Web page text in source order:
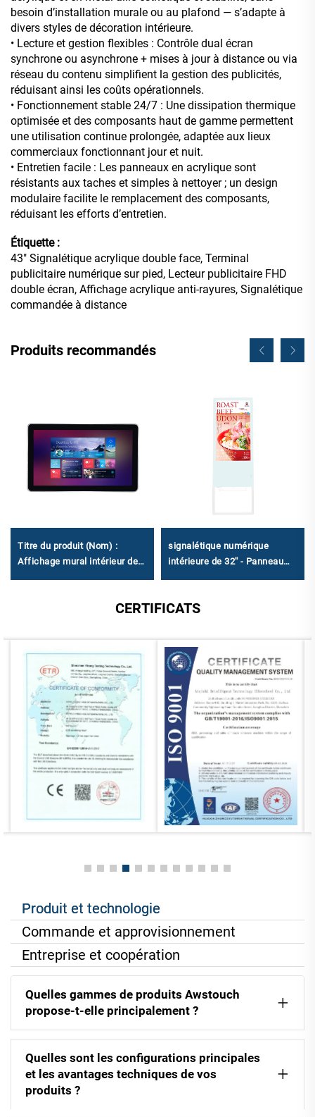
besoin d’installation murale ou au plafond — s’adapte à
divers styles de décoration intérieure.
• Lecture et gestion flexibles : Contrôle dual écran
synchrone ou asynchrone + mises à jour à distance ou via
réseau du contenu simplifient la gestion des publicités,
réduisant ainsi les coûts opérationnels.
• Fonctionnement stable 24/7 : Une dissipation thermique
optimisée et des composants haut de gamme permettent
une utilisation continue prolongée, adaptée aux lieux
commerciaux fonctionnant jour et nuit.
• Entretien facile : Les panneaux en acrylique sont
résistants aux taches et simples à nettoyer ; un design
modulaire facilite le remplacement des composants,
réduisant les efforts d’entretien.
Étiquette :
43" Signalétique acrylique double face, Terminal
publicitaire numérique sur pied, Lecteur publicitaire FHD
double écran, Affichage acrylique anti-rayures, Signalétique
commandée à distance
Produits recommandés
Titre du produit (Nom) :
Affichage mural intérieur de
industriel avec prise en
signalétique numérique
intérieure de 32'' - Panneau
public
CERTIFICATS
Produit et technologie
Commande et approvisionnement
Entreprise et coopération
Quelles gammes de produits Awstouch
propose-t-elle principalement ?
Quelles sont les configurations principales
et les avantages techniques de vos
produits ?